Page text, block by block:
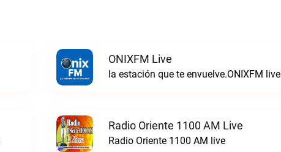
ONIXFM Live
la estación que te envuelve.ONIXFM live
Radio Oriente 1100 AM Live
Radio Oriente 1100 AM live